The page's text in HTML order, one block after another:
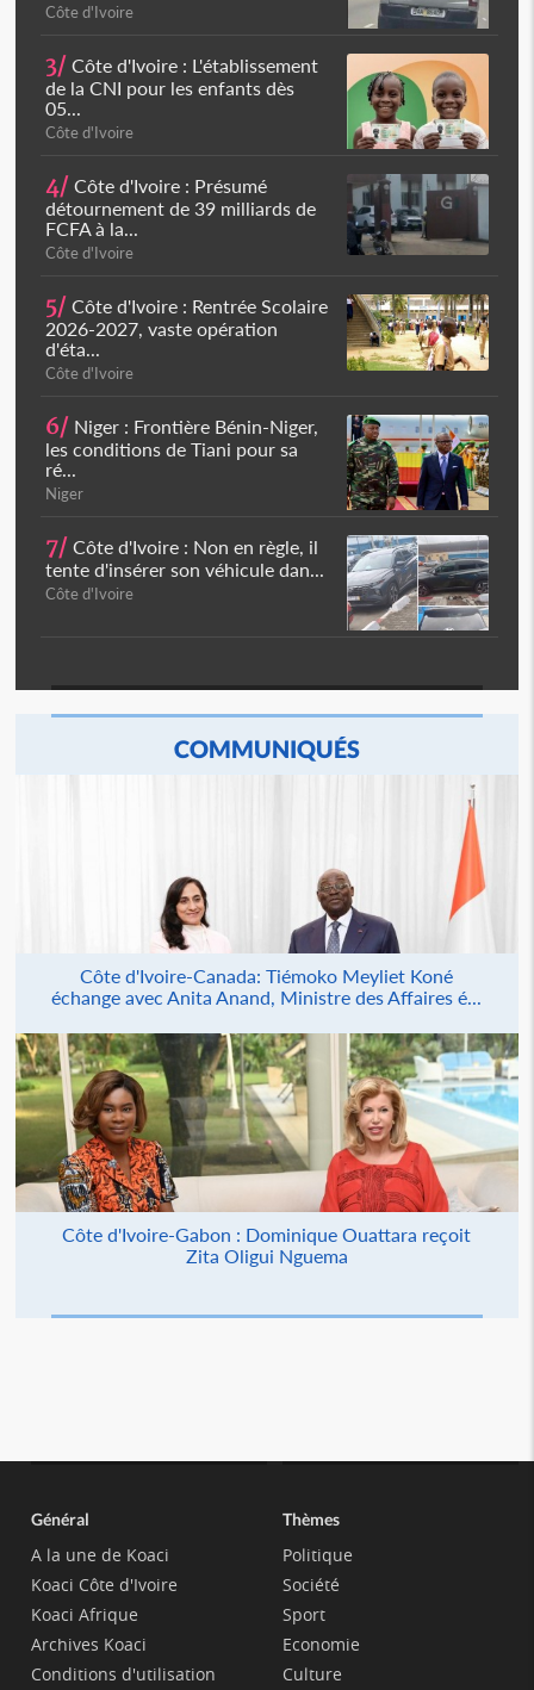
Côte d'Ivoire
3/ Côte d'Ivoire : L'établissement
de la CNI pour les enfants dès
05...
Côte d'Ivoire
4/ Côte d'Ivoire : Présumé
détournement de 39 milliards de
FCFA à la...
Côte d'Ivoire
5/ Côte d'Ivoire : Rentrée Scolaire
2026-2027, vaste opération
d'éta...
Côte d'Ivoire
6/ Niger : Frontière Bénin-Niger,
les conditions de Tiani pour sa
ré...
Niger
7/ Côte d'Ivoire : Non en règle, il
tente d'insérer son véhicule dan...
Côte d'Ivoire
COMMUNIQUÉS
Côte d'Ivoire-Canada: Tiémoko Meyliet Koné
échange avec Anita Anand, Ministre des Affaires é...
Côte d'Ivoire-Gabon : Dominique Ouattara reçoit
Zita Oligui Nguema
Général
A la une de Koaci
Koaci Côte d'Ivoire
Koaci Afrique
Archives Koaci
Conditions d'utilisation
Thèmes
Politique
Société
Sport
Economie
Culture